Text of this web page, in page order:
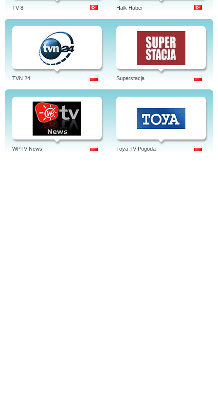
TV 8 Halk Haber
TVN 24 Superstacja
WPTV News Toya TV Pogoda